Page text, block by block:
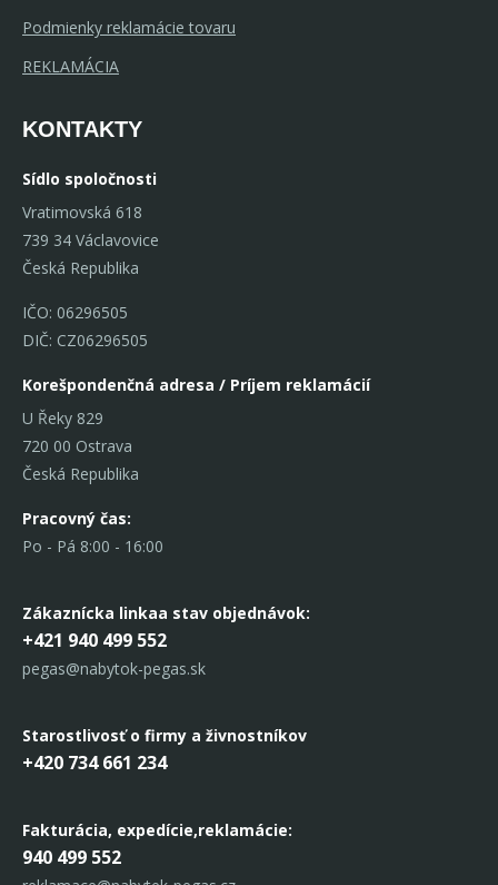
Podmienky reklamácie tovaru
REKLAMÁCIA
KONTAKTY
Sídlo spoločnosti
Vratimovská 618
739 34 Václavovice
Česká Republika
IČO: 06296505
DIČ: CZ06296505
Korešpondenčná adresa / Príjem reklamácií
U Řeky 829
720 00 Ostrava
Česká Republika
Pracovný čas:
Po - Pá 8:00 - 16:00
Zákaznícka linkaa stav objednávok:
+421 940 499 552
pegas@nabytok-pegas.sk
Starostlivosť o firmy a živnostníkov
+420 734 661 234
Fakturácia, expedície,reklamácie:
940 499 552